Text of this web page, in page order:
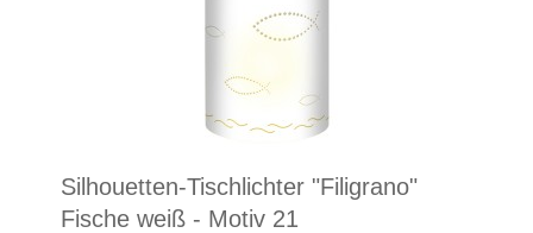
Silhouetten-Tischlichter "Filigrano"
Fische weiß - Motiv 21